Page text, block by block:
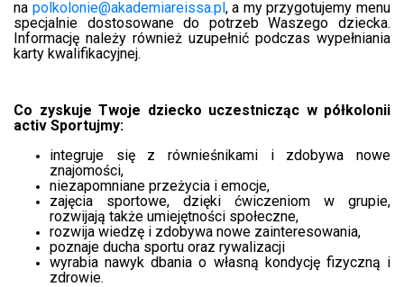
na polkolonie@akademiareissa.pl, a my przygotujemy menu
specjalnie dostosowane do potrzeb Waszego dziecka.
Informację należy również uzupełnić podczas wypełniania
karty kwalifikacyjnej.
Co zyskuje Twoje dziecko uczestnicząc w półkolonii
activ Sportujmy:
integruje się z równieśnikami i zdobywa nowe
znajomości,
niezapomniane przeżycia i emocje,
zajęcia sportowe, dzięki ćwiczeniom w grupie,
rozwijają także umiejętności społeczne,
rozwija wiedzę i zdobywa nowe zainteresowania,
poznaje ducha sportu oraz rywalizacji
wyrabia nawyk dbania o własną kondycję fizyczną i
zdrowie.